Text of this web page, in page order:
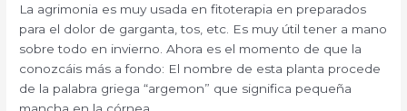
La agrimonia es muy usada en fitoterapia en preparados
para el dolor de garganta, tos, etc. Es muy útil tener a mano
sobre todo en invierno. Ahora es el momento de que la
conozcáis más a fondo: El nombre de esta planta procede
de la palabra griega “argemon” que significa pequeña